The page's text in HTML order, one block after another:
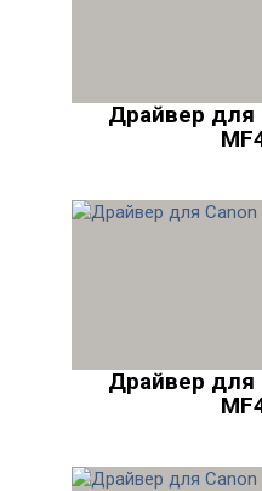
Драйвер для
Драйвер для